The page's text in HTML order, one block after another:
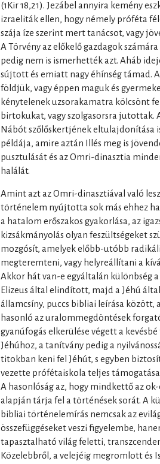
(1Kir 18,21). Jezábel annyira kemény
izraeliták ellen, hogy némely próféta
szája íze szerint mert tanácsot, vagy
A Törvény az előkelő gazdagok
pedig nem is ismerhették azt. Aháb
sújtott és emiatt nagy éhínség támad.
földjük, vagy éppen maguk és
kénytelenek uzsorakamatra kölcsönt
birtokukat, vagy szolgasorsra jutottak.
Nábót szőlőskertjének eltulajdonítása
példája, amire aztán Illés meg is
pusztulását és az Omri-dinasztia
halálát.
Amint azt az Omri-dinasztiával való
történelem nyújtotta sok más ehhez
a hatalom erőszakos gyakorlása, az
kizsákmányolás olyan feszültségeket
mozgósít, amelyek előbb-utóbb
megteremteni, vagy helyreállítani a
Akkor hát van-e egyáltalán különbség
Elizeus által elindított, majd a Jéhú
államcsíny, puccs bibliai leírása között,
hasonló az uralommegdöntések
gyanúfogás elkerülése végett a
Jéhúhoz, a tanítvány pedig a
titokban keni fel Jéhút, s egyben
vezette prófétaiskola teljes
A hasonlóság az, hogy mindkettő az
alapján tárja fel a történések sorát. A
bibliai történelemírás nemcsak az
összefüggéseket veszi figyelembe,
tapasztalható világ feletti,
Közelebbről, a velejéig megromlott és